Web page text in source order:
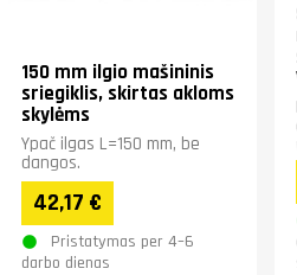
150 mm ilgio mašininis
sriegiklis, skirtas akloms
skylėms
Ypač ilgas L=150 mm, be
dangos.
42,17 €
Pristatymas per 4–6
darbo dienas